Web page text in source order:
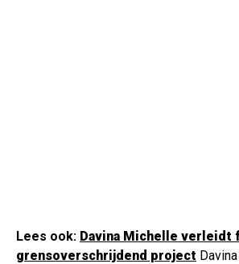
Lees ook: Davina Michelle verleidt
grensoverschrijdend project